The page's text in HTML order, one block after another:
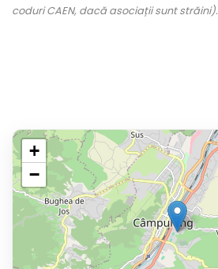
coduri CAEN, dacă asociații sunt străini).
+
−